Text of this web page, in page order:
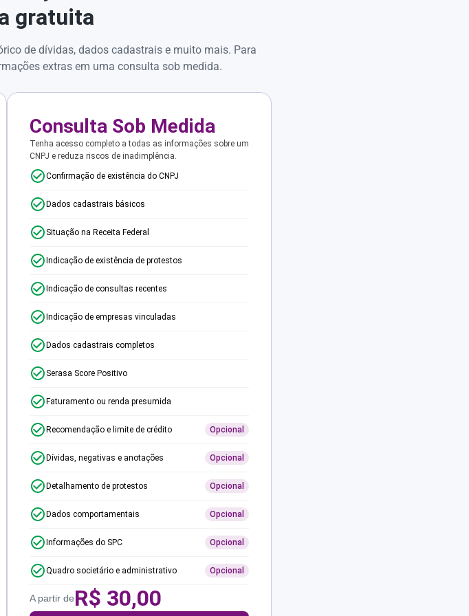
gratuita
de dívidas, dados cadastrais e muito mais. Para
extras em uma consulta sob medida.
Consulta Sob Medida
Tenha acesso completo a todas as informações sobre um
CNPJ e reduza riscos de inadimplência.
Confirmação de existência do CNPJ
Dados cadastrais básicos
Situação na Receita Federal
Indicação de existência de protestos
Indicação de consultas recentes
Indicação de empresas vinculadas
Dados cadastrais completos
Serasa Score Positivo
Faturamento ou renda presumida
Recomendação e limite de crédito Opcional
Dívidas, negativas e anotações Opcional
Detalhamento de protestos Opcional
Dados comportamentais Opcional
Informações do SPC Opcional
Quadro societário e administrativo Opcional
A partir deR$ 30,00